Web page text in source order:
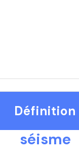
Définition
séisme